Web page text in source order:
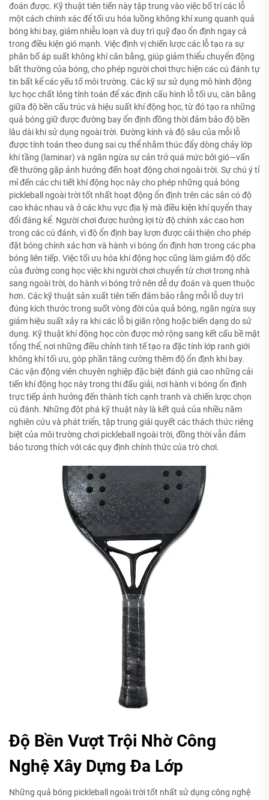
đoán được. Kỹ thuật tiên tiến này tập trung vào việc bố trí các lỗ
một cách chính xác để tối ưu hóa luồng không khí xung quanh quả
bóng khi bay, giảm nhiễu loạn và duy trì quỹ đạo ổn định ngay cả
trong điều kiện gió mạnh. Việc định vị chiến lược các lỗ tạo ra sự
phân bố áp suất không khí cân bằng, giúp giảm thiểu chuyển động
bất thường của bóng, cho phép người chơi thực hiện các cú đánh tự
tin bất kể các yếu tố môi trường. Các kỹ sư sử dụng mô hình động
lực học chất lỏng tính toán để xác định cấu hình lỗ tối ưu, cân bằng
giữa độ bền cấu trúc và hiệu suất khí động học, từ đó tạo ra những
quả bóng giữ được đường bay ổn định đồng thời đảm bảo độ bền
lâu dài khi sử dụng ngoài trời. Đường kính và độ sâu của mỗi lỗ
được tính toán theo dung sai cụ thể nhằm thúc đẩy dòng chảy lớp
khí tầng (laminar) và ngăn ngừa sự cản trở quá mức bởi gió—vấn
đề thường gặp ảnh hưởng đến hoạt động chơi ngoài trời. Sự chú ý tỉ
mỉ đến các chi tiết khí động học này cho phép những quả bóng
pickleball ngoài trời tốt nhất hoạt động ổn định trên các sân có độ
cao khác nhau và ở các khu vực địa lý mà điều kiện khí quyển thay
đổi đáng kể. Người chơi được hưởng lợi từ độ chính xác cao hơn
trong các cú đánh, vì độ ổn định bay lượn được cải thiện cho phép
đặt bóng chính xác hơn và hành vi bóng ổn định hơn trong các pha
bóng liên tiếp. Việc tối ưu hóa khí động học cũng làm giảm độ dốc
của đường cong học việc khi người chơi chuyển từ chơi trong nhà
sang ngoài trời, do hành vi bóng trở nên dễ dự đoán và quen thuộc
hơn. Các kỹ thuật sản xuất tiên tiến đảm bảo rằng mỗi lỗ duy trì
đúng kích thước trong suốt vòng đời của quả bóng, ngăn ngừa suy
giảm hiệu suất xảy ra khi các lỗ bị giãn rộng hoặc biến dạng do sử
dụng. Kỹ thuật khí động học còn được mở rộng sang kết cấu bề mặt
tổng thể, nơi những điều chỉnh tinh tế tạo ra đặc tính lớp ranh giới
không khí tối ưu, góp phần tăng cường thêm độ ổn định khi bay.
Các vận động viên chuyên nghiệp đặc biệt đánh giá cao những cải
tiến khí động học này trong thi đấu giải, nơi hành vi bóng ổn định
trực tiếp ảnh hưởng đến thành tích cạnh tranh và chiến lược chọn
cú đánh. Những đột phá kỹ thuật này là kết quả của nhiều năm
nghiên cứu và phát triển, tập trung giải quyết các thách thức riêng
biệt của môi trường chơi pickleball ngoài trời, đồng thời vẫn đảm
bảo tương thích với các quy định chính thức của trò chơi.
Độ Bền Vượt Trội Nhờ Công
Nghệ Xây Dựng Đa Lớp
Những quả bóng pickleball ngoài trời tốt nhất sử dụng công nghệ